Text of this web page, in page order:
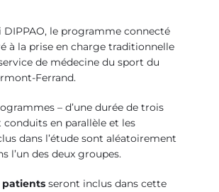
DIPPAO, le programme connecté
à la prise en charge traditionnelle
de médecine du sport du
Ferrand.
– d’une durée de trois
conduits en parallèle et les
dans l’étude sont aléatoirement
l’un des deux groupes.
patients seront inclus dans cette